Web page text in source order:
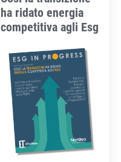
ha ridato energia
competitiva agli Esg